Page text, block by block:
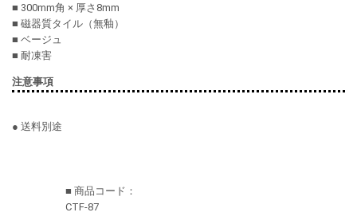
■ 300mm角 × 厚さ8mm
■ 磁器質タイル（無釉）
■ ベージュ
■ 耐凍害
注意事項
● 送料別途
■ 商品コード：
CTF-87